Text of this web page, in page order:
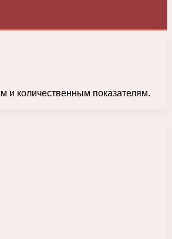
и количественным показателям.